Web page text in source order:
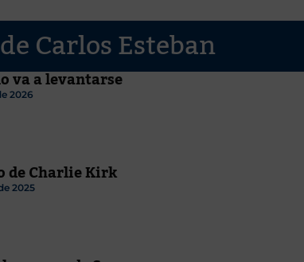
Carlos Esteban
va a levantarse
2026
de Charlie Kirk
2025